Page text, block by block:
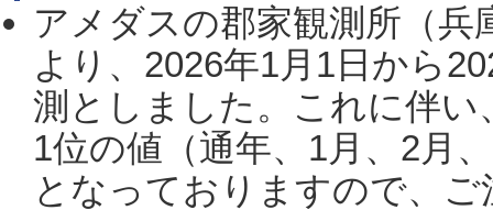
アメダスの郡家観測所（
より、2026年1月1日から
測としました。これに伴い
1位の値（通年、1月、2月
となっておりますので、